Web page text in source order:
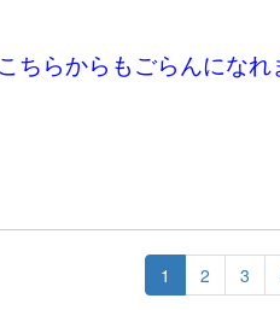
ちらからもごらんになれ
1 2 3